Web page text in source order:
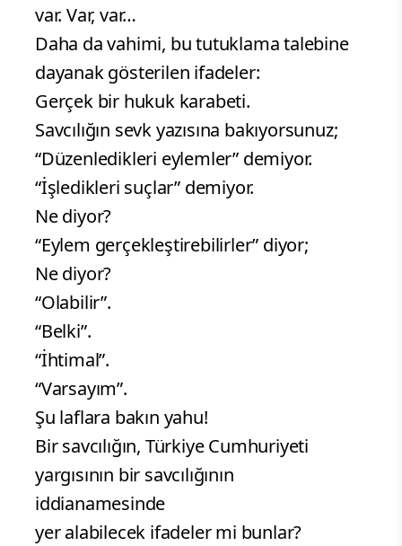
var. Var, var…
Daha da vahimi, bu tutuklama talebine
dayanak gösterilen ifadeler:
Gerçek bir hukuk karabeti.
Savcılığın sevk yazısına bakıyorsunuz;
“Düzenledikleri eylemler” demiyor.
“İşledikleri suçlar” demiyor.
Ne diyor?
“Eylem gerçekleştirebilirler” diyor;
Ne diyor?
“Olabilir”.
“Belki”.
“İhtimal”.
“Varsayım”.
Şu laflara bakın yahu!
Bir savcılığın, Türkiye Cumhuriyeti
yargısının bir savcılığının
iddianamesinde
yer alabilecek ifadeler mi bunlar?